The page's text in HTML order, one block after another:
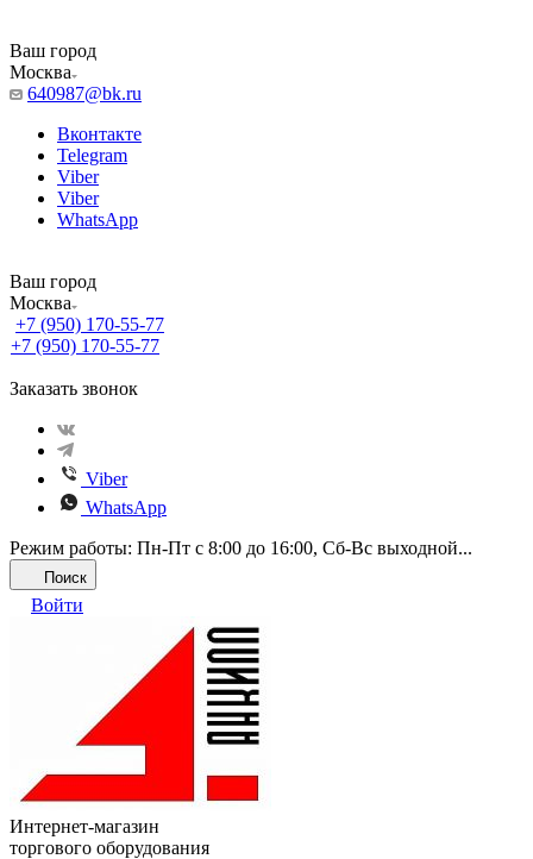
Ваш город
Москва
640987@bk.ru
Вконтакте
Telegram
Viber
Viber
WhatsApp
Ваш город
Москва
+7 (950) 170-55-77
+7 (950) 170-55-77
Заказать звонок
Viber
WhatsApp
Режим работы: Пн-Пт с 8:00 до 16:00, Cб-Вс выходной...
Поиск
Войти
Интернет-магазин
торгового оборудования